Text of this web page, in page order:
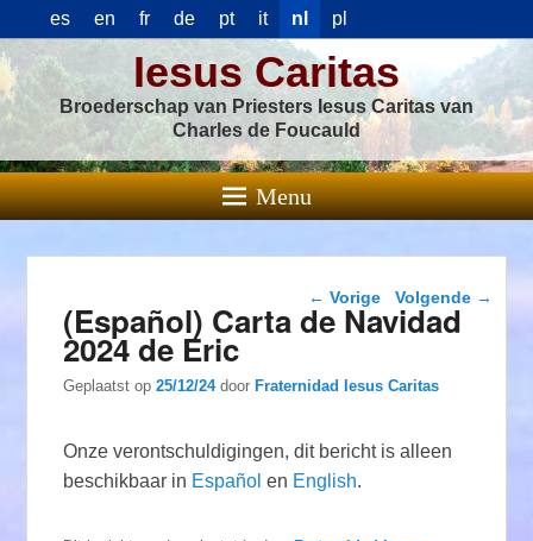
es en fr de pt it nl pl
Iesus Caritas
Broederschap van Priesters Iesus Caritas van
Charles de Foucauld
Menu
Berichtnavigatie
← Vorige Volgende →
(Español) Carta de Navidad
2024 de Eric
Geplaatst op25/12/24 doorFraternidad Iesus Caritas
Onze verontschuldigingen, dit bericht is alleen
beschikbaar in Español en English.